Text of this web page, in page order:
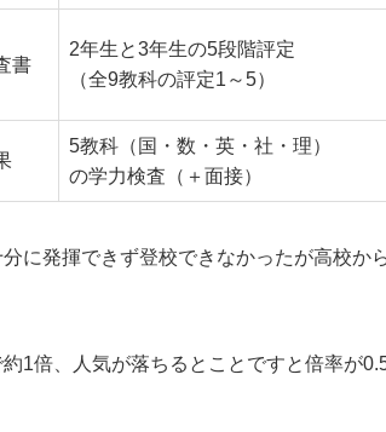
書
2年生と3年生の5段階評定
（全9教科の評定1～5）
5教科（国・数・英・社・理）
の学力検査（＋面接）
に発揮できず登校できなかったが高校か
1倍、人気が落ちるとことですと倍率が